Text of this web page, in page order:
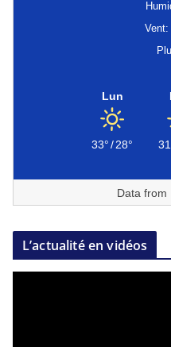
Lun
33°/28°
Data from
L’actualité en vidéos